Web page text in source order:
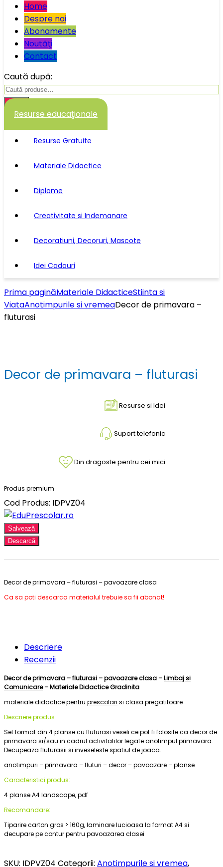
Home
Despre noi
Abonamente
Noutăţi
Contact
Caută după:
Caută
Resurse educaţionale
Resurse Gratuite
Materiale Didactice
Diplome
Creativitate si Indemanare
Decoratiuni, Decoruri, Mascote
Idei Cadouri
Prima paginăMateriale DidacticeStiinta si
ViataAnotimpurile si vremeaDecor de primavara –
fluturasi
Decor de primavara – fluturasi
Resurse si Idei
Suport telefonic
Din dragoste pentru cei mici
Produs premium
Cod Produs: IDPVZ04
Salvează
Descarcă
Decor de primavara – fluturasi – pavoazare clasa
Ca sa poti descarca materialul trebuie sa fii abonat!
Descriere
Recenzii
Decor de primavara – fluturasi – pavoazare clasa –Limbaj si
Comunicare– Materiale Didactice Gradinita
materiale didactice pentru prescolari si clasa pregatitoare
Descriere produs:
Set format din 4 planse cu fluturasi veseli cepot fi folosite ca decor de
primavara si/sau in cadrul activitatilor legate anotimpul primavara.
Decupeaza fluturasii si inveseleste spatiul de joaca.
anotimpuri – primavara – fluturi – decor – pavoazare – planse
Caracteristici produs:
4 planse A4 landscape, pdf
Recomandare:
Tiparire carton gros > 160g, laminare lucioasa la format A4 si
decupare pe contur pentru pavoazarea clasei
SKU: IDPVZ04 Categorii: Anotimpurile si vremea,